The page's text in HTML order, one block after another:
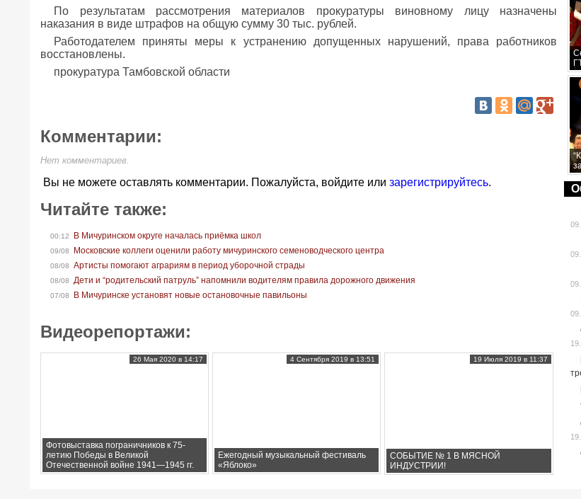
По результатам рассмотрения материалов прокуратуры виновному лицу назначены
наказания в виде штрафов на общую сумму 30 тыс. рублей.
Работодателем приняты меры к устранению допущенных нарушений, права работников
восстановлены.
прокуратура Тамбовской области
Комментарии:
Нет комментариев.
Вы не можете оставлять комментарии. Пожалуйста, войдите или зарегистрируйтесь.
Читайте также:
00:12 В Мичуринском округе началась приёмка школ
09/08 Московские коллеги оценили работу мичуринского семеноводческого центра
08/08 Артисты помогают аграриям в период уборочной страды
08/08 Дети и “родительский патруль” напомнили водителям правила дорожного движения
07/08 В Мичуринске установят новые остановочные павильоны
Видеорепортажи:
Фотовыставка пограничников к 75-
летию Победы в Великой
Отечественной войне 1941—1945 гг.
26 Мая 2020 в 14:17
Ежегодный музыкальный фестиваль
«Яблоко»
4 Сентября 2019 в 13:51
СОБЫТИЕ № 1 В МЯСНОЙ
ИНДУСТРИИ!
19 Июля 2019 в 11:37